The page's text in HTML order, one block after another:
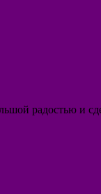
радостью и